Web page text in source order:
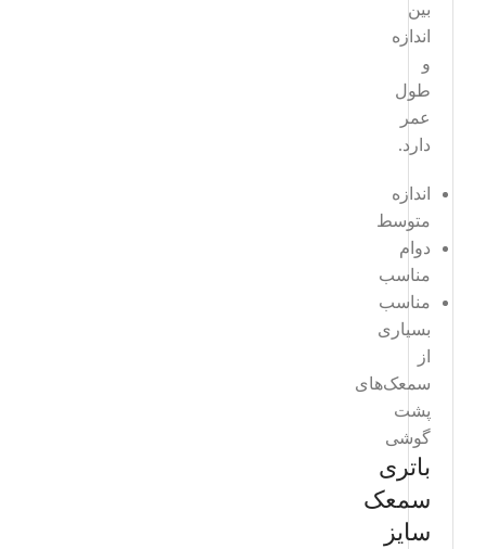
بین
اندازه
و
طول
عمر
دارد.
اندازه
متوسط
دوام
مناسب
مناسب
بسیاری
از
سمعک‌های
پشت
گوشی
باتری
سمعک
سایز